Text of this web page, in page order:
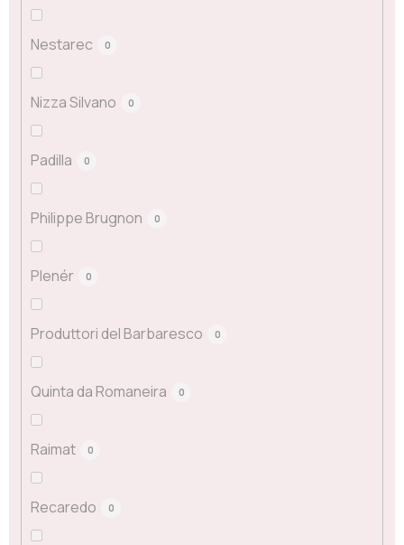
Nestarec 0
Nizza Silvano 0
Padilla 0
Philippe Brugnon 0
Plenér 0
Produttori del Barbaresco 0
Quinta da Romaneira 0
Raimat 0
Recaredo 0